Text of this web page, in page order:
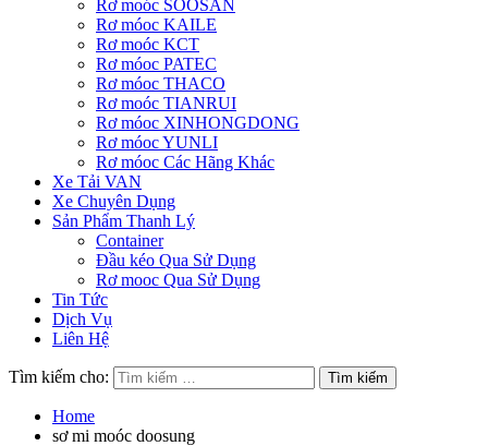
Rơ moóc SOOSAN
Rơ móoc KAILE
Rơ moóc KCT
Rơ móoc PATEC
Rơ móoc THACO
Rơ moóc TIANRUI
Rơ móoc XINHONGDONG
Rơ móoc YUNLI
Rơ móoc Các Hãng Khác
Xe Tải VAN
Xe Chuyên Dụng
Sản Phẩm Thanh Lý
Container
Đầu kéo Qua Sử Dụng
Rơ mooc Qua Sử Dụng
Tin Tức
Dịch Vụ
Liên Hệ
Tìm kiếm cho:
Home
sơ mi moóc doosung